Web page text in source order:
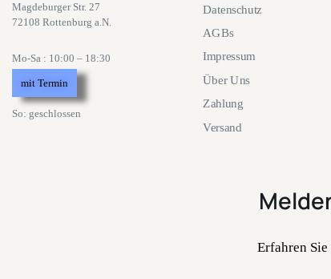
Magdeburger Str. 27
72108 Rottenburg a.N.
Mo-Sa : 10:00 – 18:30
mit Termin
So: geschlossen
Datenschutz
AGBs
Impressum
Über Uns
Zahlung
Versand
Erfahren